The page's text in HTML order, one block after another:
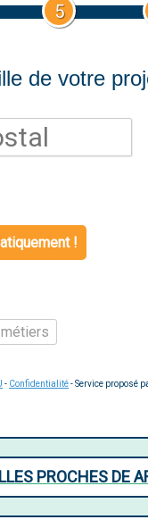
5
de votre
!
- Confidentialité- Service proposé
PROCHES DE